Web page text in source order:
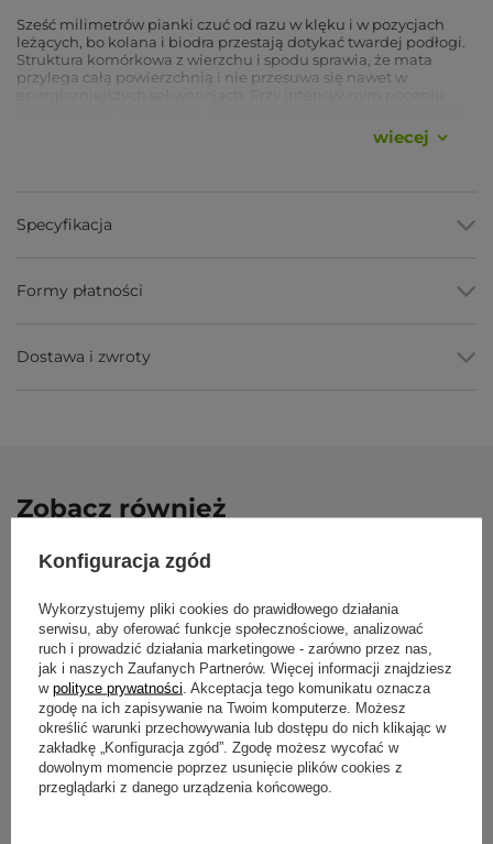
Sześć milimetrów pianki czuć od razu w klęku i w pozycjach
leżących, bo kolana i biodra przestają dotykać twardej podłogi.
Struktura komórkowa z wierzchu i spodu sprawia, że mata
przylega całą powierzchnią i nie przesuwa się nawet w
sesjach o średniej intensywności, o czym piszemy niżej.
Chcesz
wiedzieć, czy to grubość dla Ciebie? Zapytaj nas przed
Zalety
Komórkowa struktura TPE z obu stron
Pianka TPE
wytarcia.
Materiał
TPE (pianka termoplastyczna,
Grubość 6 mm
Wymiary 183 × 60 cm
Waga ok. 1,1 kg (±15%)
Antypoślizgowość
dobra na sucho; maleje przy
intensywnym poceniu
Przeznaczenie
praktyka o średniej intensywności,
joga, pilates, medytacja
wiecej
Specyfikacja
Formy płatności
Dostawa i zwroty
Zobacz również
niebieski z
97,50 zł
Najniższa cena z 30
Cena regularna:
Konfiguracja zgód
Wykorzystujemy pliki cookies do prawidłowego działania
serwisu, aby oferować funkcje społecznościowe, analizować
ruch i prowadzić działania marketingowe - zarówno przez nas,
jak i naszych Zaufanych Partnerów. Więcej informacji znajdziesz
w polityce prywatności . Akceptacja tego komunikatu oznacza
zgodę na ich zapisywanie na Twoim komputerze. Możesz
określić warunki przechowywania lub dostępu do nich klikając w
zakładkę „Konfiguracja zgód”. Zgodę możesz wycofać w
dowolnym momencie poprzez usunięcie plików cookies z
przeglądarki z danego urządzenia końcowego.